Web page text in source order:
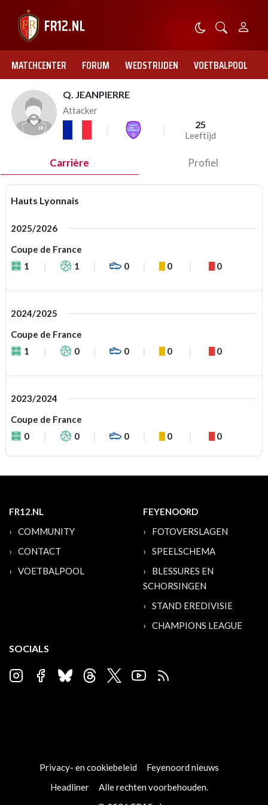
MATCHCENTER FORUM WEDSTRIJDEN VOETBALPOOL
Q. JEANPIERRE
Attacker
25
Leeftijd
Carrière Profiel
Hauts Lyonnais
2025/2026
Coupe de France
1
1 0 0 0
2024/2025
Coupe de France
1
0 0 0 0
2023/2024
Coupe de France
0
0 0 0 0
FR12.NL
COMMUNITY
CONTACT
VOETBALPOOL
FEYENOORD
FOTOVERSLAGEN
SPEELSCHEMA
BLESSURES EN
SCHORSINGEN
STAND EREDIVISIE
CHAMPIONS LEAGUE
SOCIALS
Privacy- en cookiebeleid
Feyenoord nieuws
Headliner
Alle rechten voorbehouden.